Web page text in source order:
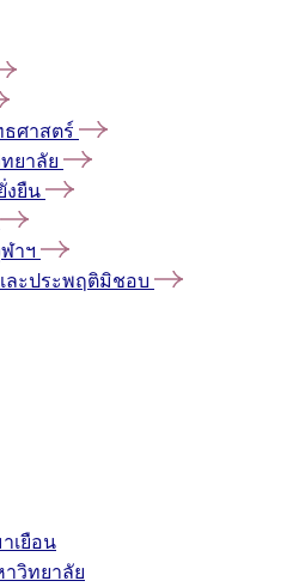
ศาสตร์
ยาลัย
งยืน
าฯ
ละประพฤติมิชอบ
เยือน
วิทยาลัย